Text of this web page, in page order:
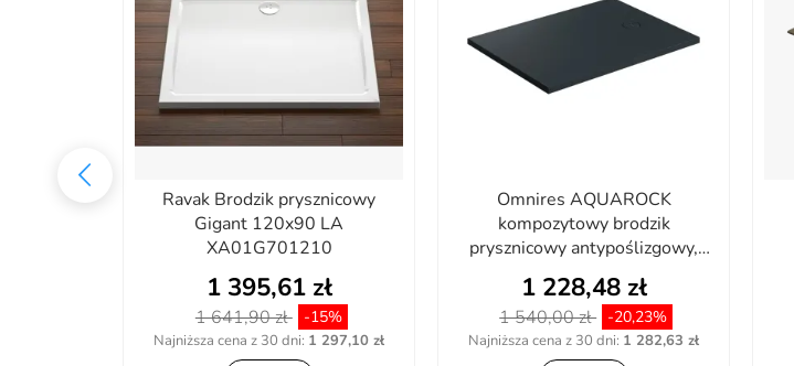
Ravak Brodzik prysznicowy
Gigant 120x90 LA
XA01G701210
1 395,61 zł
1 641,90 zł -15%
Najniższa cena z 30 dni: 1 297,10 zł
Omnires AQUAROCK
kompozytowy brodzik
prysznicowy antypoślizgowy,
80...
1 228,48 zł
1 540,00 zł -20,23%
Najniższa cena z 30 dni: 1 282,63 zł